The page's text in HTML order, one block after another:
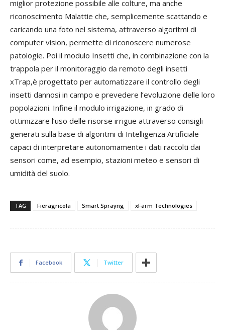
miglior protezione possibile alle colture, ma anche
riconoscimento Malattie che, semplicemente scattando e
caricando una foto nel sistema, attraverso algoritmi di
computer vision, permette di riconoscere numerose
patologie. Poi il modulo Insetti che, in combinazione con la
trappola per il monitoraggio da remoto degli insetti
xTrap,è progettato per automatizzare il controllo degli
insetti dannosi in campo e prevedere l’evoluzione delle loro
popolazioni. Infine il modulo irrigazione, in grado di
ottimizzare l’uso delle risorse irrigue attraverso consigli
generati sulla base di algoritmi di Intelligenza Artificiale
capaci di interpretare autonomamente i dati raccolti dai
sensori come, ad esempio, stazioni meteo e sensori di
umidità del suolo.
TAG Fieragricola Smart Sprayng xFarm Technologies
Facebook Twitter